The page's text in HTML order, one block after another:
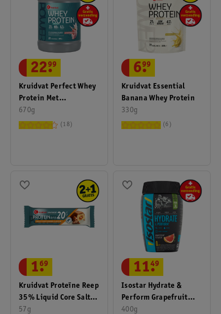
Kruidvat Perfect Whey
Protein Met
Aardbeismaak
670g
22.
99
18
Kruidvat Essential
Banana Whey Protein
330g
6.
99
6
Kruidvat Proteïne Reep
35% Liquid Core Salted
Caramel 57 Gram
57g
1.
69
Isostar Hydrate &
Perform Grapefruit
Sportdrink Poeder
400g
11.
49